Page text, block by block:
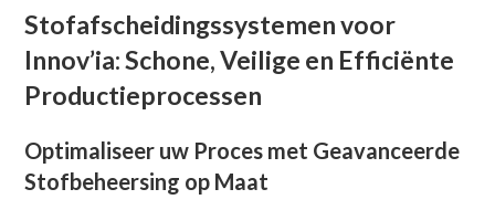
Stofafscheidingssystemen voor
Innov’ia: Schone, Veilige en Efficiënte
Productieprocessen
Optimaliseer uw Proces met Geavanceerde
Stofbeheersing op Maat